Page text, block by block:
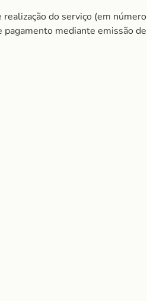
do serviço (em número
pagamento mediante emissão de